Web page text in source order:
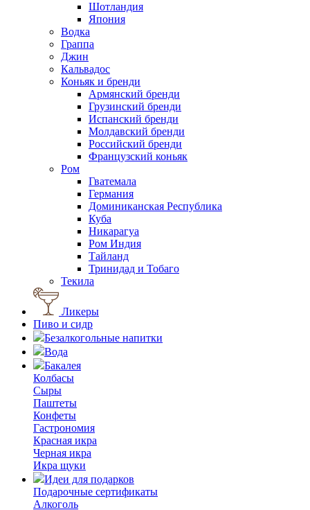
Шотландия
Япония
Водка
Граппа
Джин
Кальвадос
Коньяк и бренди
Армянский бренди
Грузинский бренди
Испанский бренди
Молдавский бренди
Российский бренди
Французский коньяк
Ром
Гватемала
Германия
Доминиканская Республика
Куба
Никарагуа
Ром Индия
Тайланд
Тринидад и Тобаго
Текила
Ликеры
Пиво и сидр
Безалкогольные напитки
Вода
Бакалея
Колбасы
Сыры
Паштеты
Конфеты
Гастрономия
Красная икра
Черная икра
Икра щуки
Идеи для подарков
Подарочные сертификаты
Алкоголь